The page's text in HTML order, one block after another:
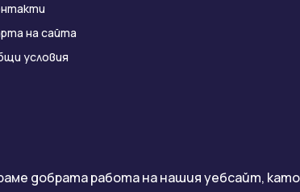
добрата работа на нашия уебсайт,
на сайта
условия